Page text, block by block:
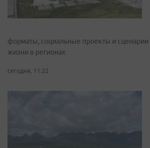
форматы, социальные проекты и сценарии
жизни в регионах
сегодня, 11:22